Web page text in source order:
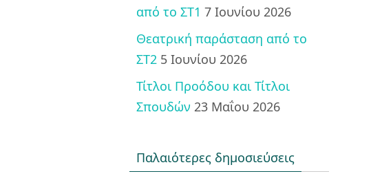
από το ΣΤ1 7 Ιουνίου 2026
Θεατρική παράσταση από το
ΣΤ2 5 Ιουνίου 2026
Τίτλοι Προόδου και Τίτλοι
Σπουδών 23 Μαΐου 2026
Παλαιότερες δημοσιεύσεις